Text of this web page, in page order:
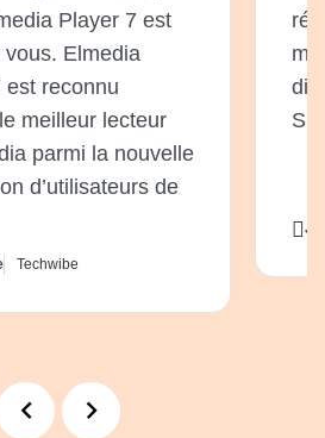
Player 7 est
Elmedia
est reconnu
meilleur lecteur
parmi la nouvelle
d’utilisateurs de
Techwibe